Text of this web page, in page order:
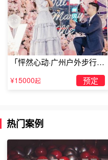
三、贴心粉刷匠
“在我26岁生日前一周，我
朋友说了我生日那天会回
「怦然心动·广州户外步行街
求婚」
¥15000起 预定
热门案例